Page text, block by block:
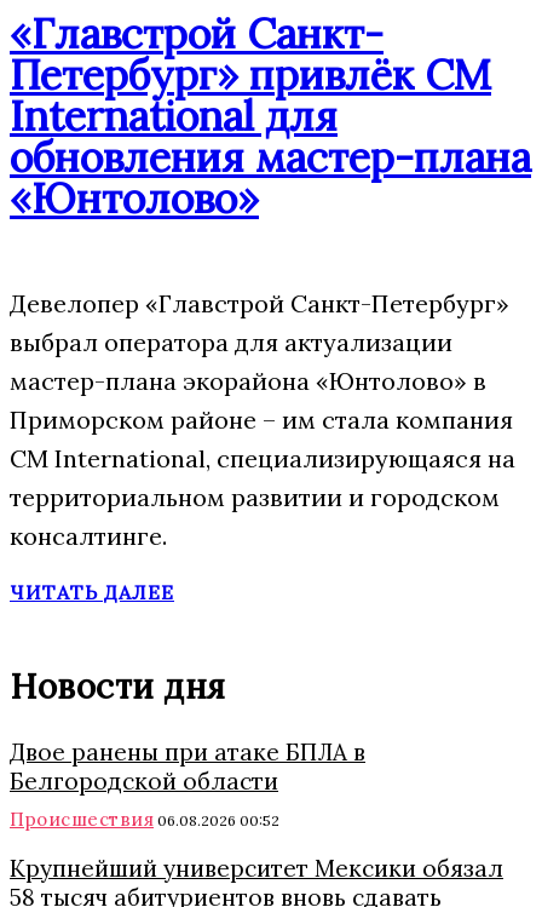
«Главстрой Санкт-
Петербург» привлёк CM
International для
обновления мастер-плана
«Юнтолово»
Девелопер «Главстрой Санкт-Петербург»
выбрал оператора для актуализации
мастер-плана экорайона «Юнтолово» в
Приморском районе – им стала компания
CM International, специализирующаяся на
территориальном развитии и городском
консалтинге.
ЧИТАТЬ ДАЛЕЕ
Новости дня
Двое ранены при атаке БПЛА в
Белгородской области
Происшествия 06.08.2026 00:52
Крупнейший университет Мексики обязал
58 тысяч абитуриентов вновь сдавать